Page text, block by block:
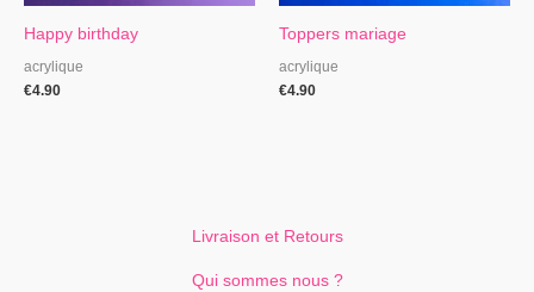
Happy birthday
acrylique
€4.90
Toppers mariage
acrylique
€4.90
Livraison et Retours
Qui sommes nous ?